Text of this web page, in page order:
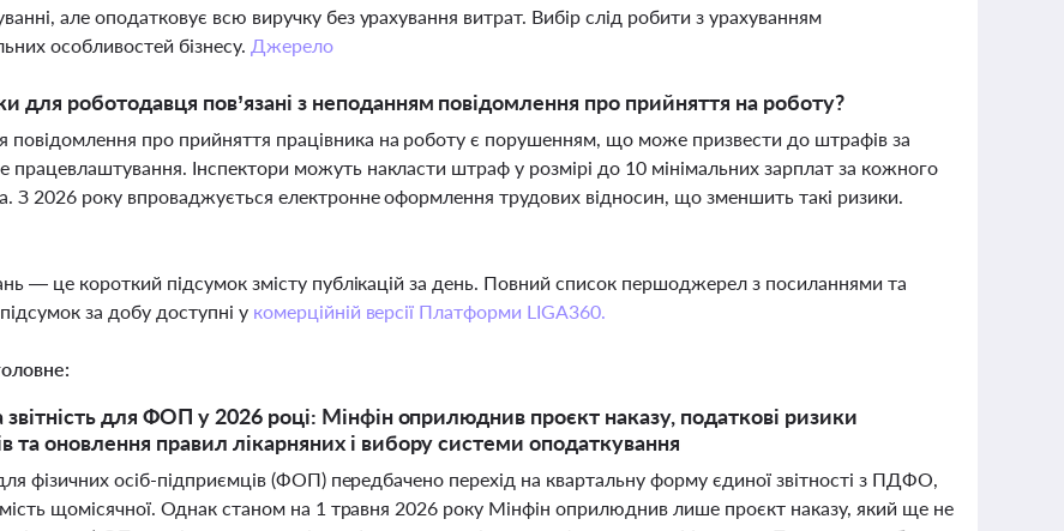
але оподатковує всю виручку без урахування витрат. Вибір слід робити з урахуванням
особливостей бізнесу. Джерело
для роботодавця пов’язані з неподанням повідомлення про прийняття на роботу?
повідомлення про прийняття працівника на роботу є порушенням, що може призвести до штрафів за
працевлаштування. Інспектори можуть накласти штраф у розмірі до 10 мінімальних зарплат за кожного
З 2026 року впроваджується електронне оформлення трудових відносин, що зменшить такі ризики.
— це короткий підсумок змісту публікацій за день. Повний список першоджерел з посиланнями та
за добу доступні у комерційній версії Платформи LIGA360.
звітність для ФОП у 2026 році: Мінфін оприлюднив проєкт наказу, податкові ризики
та оновлення правил лікарняних і вибору системи оподаткування
фізичних осіб-підприємців (ФОП) передбачено перехід на квартальну форму єдиної звітності з ПДФО,
щомісячної. Однак станом на 1 травня 2026 року Мінфін оприлюднив лише проєкт наказу, який ще не